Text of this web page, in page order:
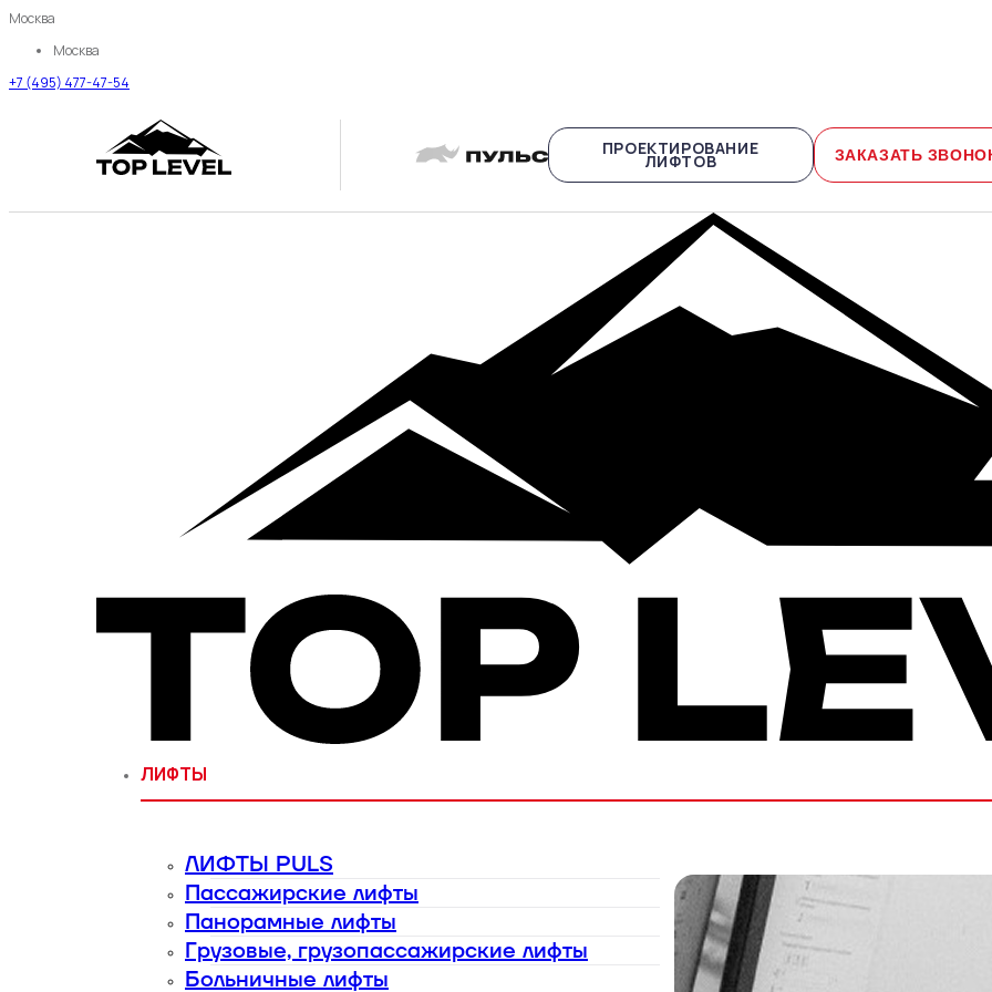
Москва
Москва
+7 (495) 477-47-54
ПРОЕКТИРОВАНИЕ
ЛИФТОВ ЗАКАЗАТЬ
ЛИФТЫ
ЛИФТЫ PULS
Пассажирские лифты
Панорамные лифты
Грузовые, грузопассажирские лифты
Больничные лифты